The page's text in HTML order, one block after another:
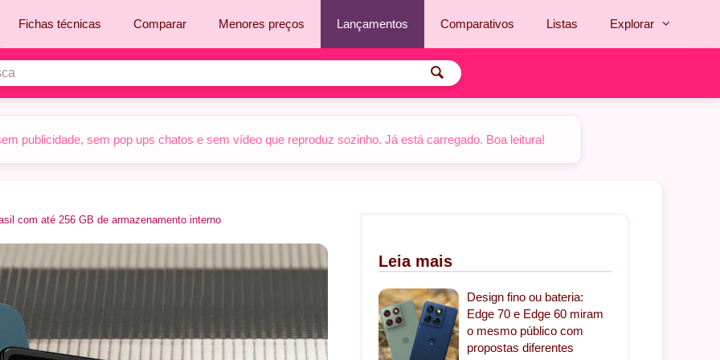
Fichas técnicas Comparar Menores preços Lançamentos Comparativos Listas Explorar
publicidade, sem pop ups chatos e sem vídeo que reproduz sozinho. Já está carregado. Boa leitura!
com até 256 GB de armazenamento interno
Leia mais
Design fino ou bateria:
Edge 70 e Edge 60 miram
o mesmo público com
propostas diferentes